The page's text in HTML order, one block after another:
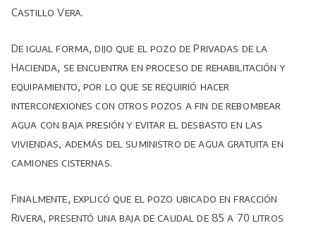
Castillo Vera.
De igual forma, dijo que el pozo de Privadas de la
Hacienda, se encuentra en proceso de rehabilitación y
equipamiento, por lo que se requirió hacer
interconexiones con otros pozos a fin de rebombear
agua con baja presión y evitar el desbasto en las
viviendas, además del suministro de agua gratuita en
camiones cisternas.
Finalmente, explicó que el pozo ubicado en fracción
Rivera, presentó una baja de caudal de 85 a 70 litros